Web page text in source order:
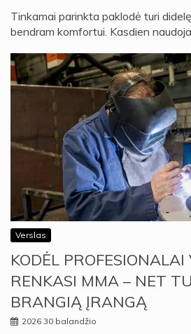
Tinkamai parinkta paklodė turi
bendram komfortui. Kasdien
Verslas
KODĖL PROFESIONALAI
RENKASI MMA – NET
BRANGIĄ ĮRANGĄ
2026 30 balandžio